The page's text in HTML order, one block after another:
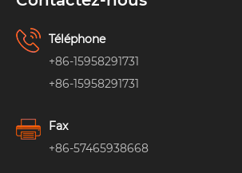
Téléphone
+86-15958291731
+86-15958291731
Fax
+86-57465938668